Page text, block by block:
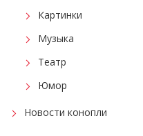
Картинки
Музыка
Театр
Юмор
Новости конопли